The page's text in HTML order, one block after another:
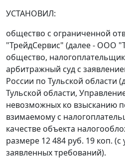
УСТАНОВИЛ:
общество с ограниченной
"ТрейдСервис" (далее - ООО
общество,
арбитражный суд с
России по Тульской области
Тульской области,
невозможных ко взысканию
взимаемому с
качестве объекта
размере 12 484 руб. 19 коп.
заявленных требований).